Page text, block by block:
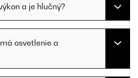
a je hlučný?
osvetlenie a